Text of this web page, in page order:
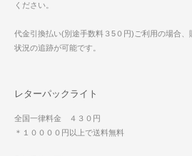
ください。
代金引換払い(別途手数料３5０円)ご利用の場合
状況の追跡が可能です。
レターパックライト
全国一律料金 ４３０円
＊１００００円以上で送料無料